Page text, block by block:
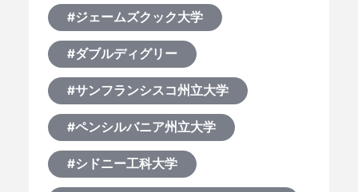
#ジェームズクック大学
#ダブルディグリー
#サンフランシスコ州立大学
#ペンシルバニア州立大学
#シドニー工科大学